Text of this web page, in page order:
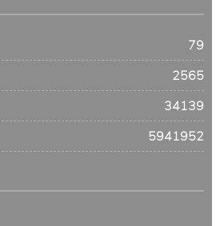
79
2565
34139
5941952